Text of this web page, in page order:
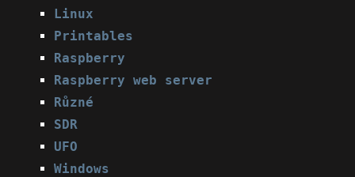
Linux
Printables
Raspberry
Raspberry web server
Různé
SDR
UFO
Windows